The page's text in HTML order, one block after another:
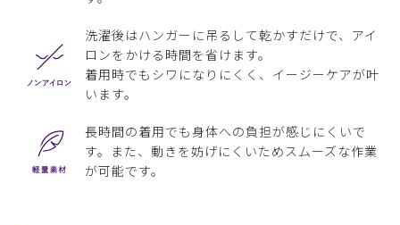
洗濯後はハンガーに吊るして乾かすだけで、アイ
ロンをかける時間を省けます。
着用時でもシワになりにくく、イージーケアが叶
います。
長時間の着用でも身体への負担が感じにくいで
す。また、動きを妨げにくいためスムーズな作業
が可能です。